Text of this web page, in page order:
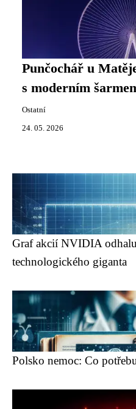
Punčochář u
s moderním
Ostatní
24. 05. 2026
Graf akcií NVIDIA
technologického giganta
Polsko nemoc: Co